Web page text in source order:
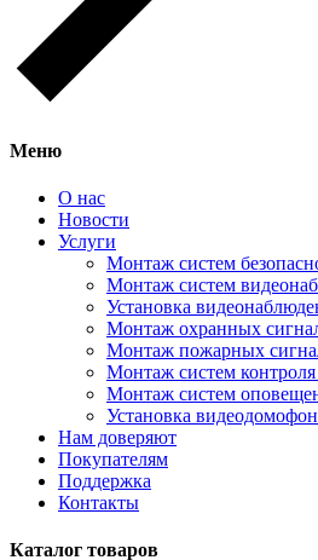
Меню
О нас
Новости
Услуги
Монтаж систем
Монтаж систем
Установка
Монтаж охранных
Монтаж пожарных
Монтаж систем контроля
Монтаж систем
Установка
Нам доверяют
Покупателям
Поддержка
Контакты
Каталог товаров